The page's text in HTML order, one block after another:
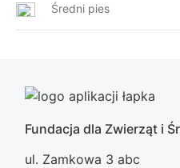
Średni pies
Fundacja dla Zwierząt i
ul. Zamkowa 3 abc